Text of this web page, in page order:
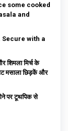
some cooked
and
with a
शिमला मिर्च के
मसाला छिड़कें और
पर टूथपिक से